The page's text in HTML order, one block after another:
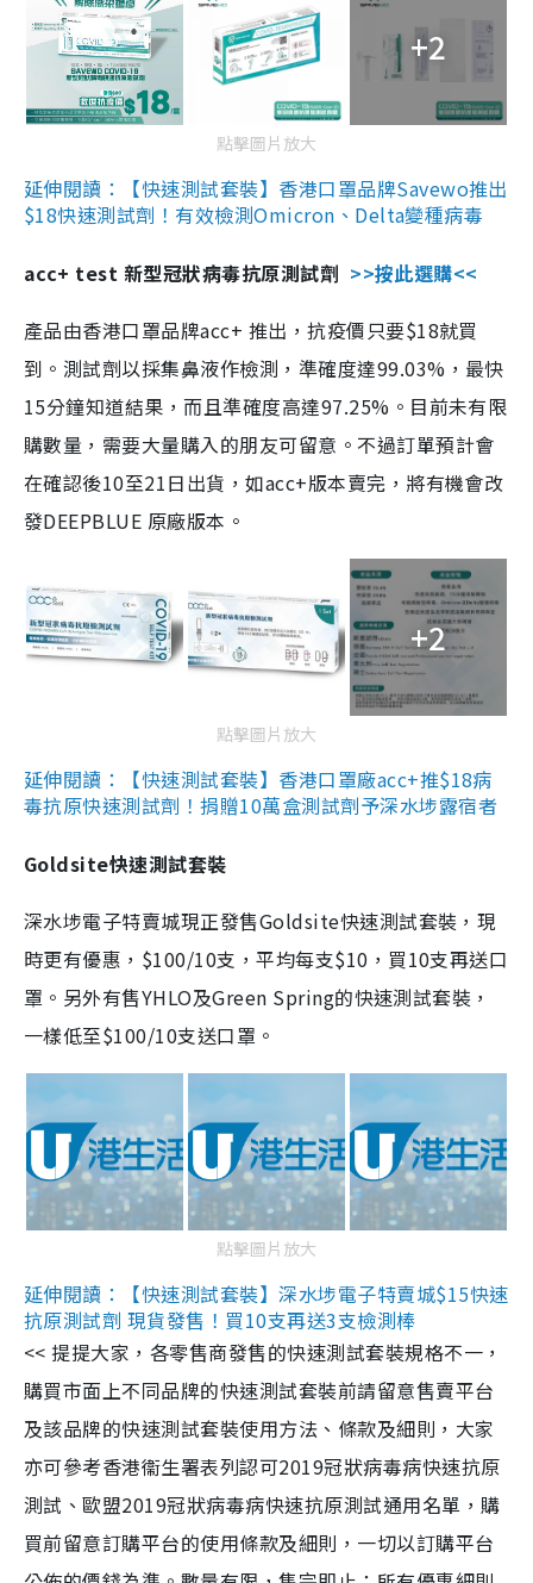
+2
點擊圖片放大
延伸閱讀：【快速測試套裝】香港口罩品牌Savewo推出
$18快速測試劑！有效檢測Omicron、Delta變種病毒
acc+ test 新型冠狀病毒抗原測試劑 >>按此選購<<
產品由香港口罩品牌acc+ 推出，抗疫價只要$18就買
到。測試劑以採集鼻液作檢測，準確度達99.03%，最快
15分鐘知道結果，而且準確度高達97.25%。目前未有限
購數量，需要大量購入的朋友可留意。不過訂單預計會
在確認後10至21日出貨，如acc+版本賣完，將有機會改
發DEEPBLUE 原廠版本。
+2
點擊圖片放大
延伸閱讀：【快速測試套裝】香港口罩廠acc+推$18病
毒抗原快速測試劑！捐贈10萬盒測試劑予深水埗露宿者
Goldsite快速測試套裝
深水埗電子特賣城現正發售Goldsite快速測試套裝，現
時更有優惠，$100/10支，平均每支$10，買10支再送口
罩。另外有售YHLO及Green Spring的快速測試套裝，
一樣低至$100/10支送口罩。
點擊圖片放大
延伸閱讀：【快速測試套裝】深水埗電子特賣城$15快速
抗原測試劑 現貨發售！買10支再送3支檢測棒
<< 提提大家，各零售商發售的快速測試套裝規格不一，
購買市面上不同品牌的快速測試套裝前請留意售賣平台
及該品牌的快速測試套裝使用方法、條款及細則，大家
亦可參考香港衞生署表列認可2019冠狀病毒病快速抗原
測試、歐盟2019冠狀病毒病快速抗原測試通用名單，購
買前留意訂購平台的使用條款及細則，一切以訂購平台